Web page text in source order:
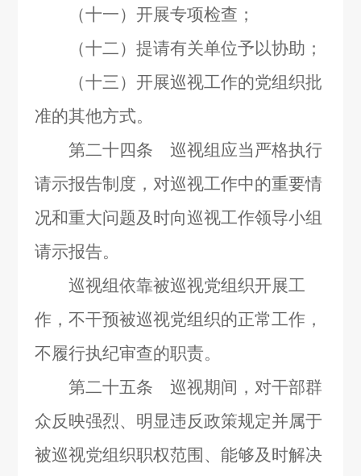
（十一）开展专项检查；
（十二）提请有关单位予以协助；
（十三）开展巡视工作的党组织批
准的其他方式。
第二十四条 巡视组应当严格执行
请示报告制度，对巡视工作中的重要情
况和重大问题及时向巡视工作领导小组
请示报告。
巡视组依靠被巡视党组织开展工
作，不干预被巡视党组织的正常工作，
不履行执纪审查的职责。
第二十五条 巡视期间，对干部群
众反映强烈、明显违反政策规定并属于
被巡视党组织职权范围、能够及时解决